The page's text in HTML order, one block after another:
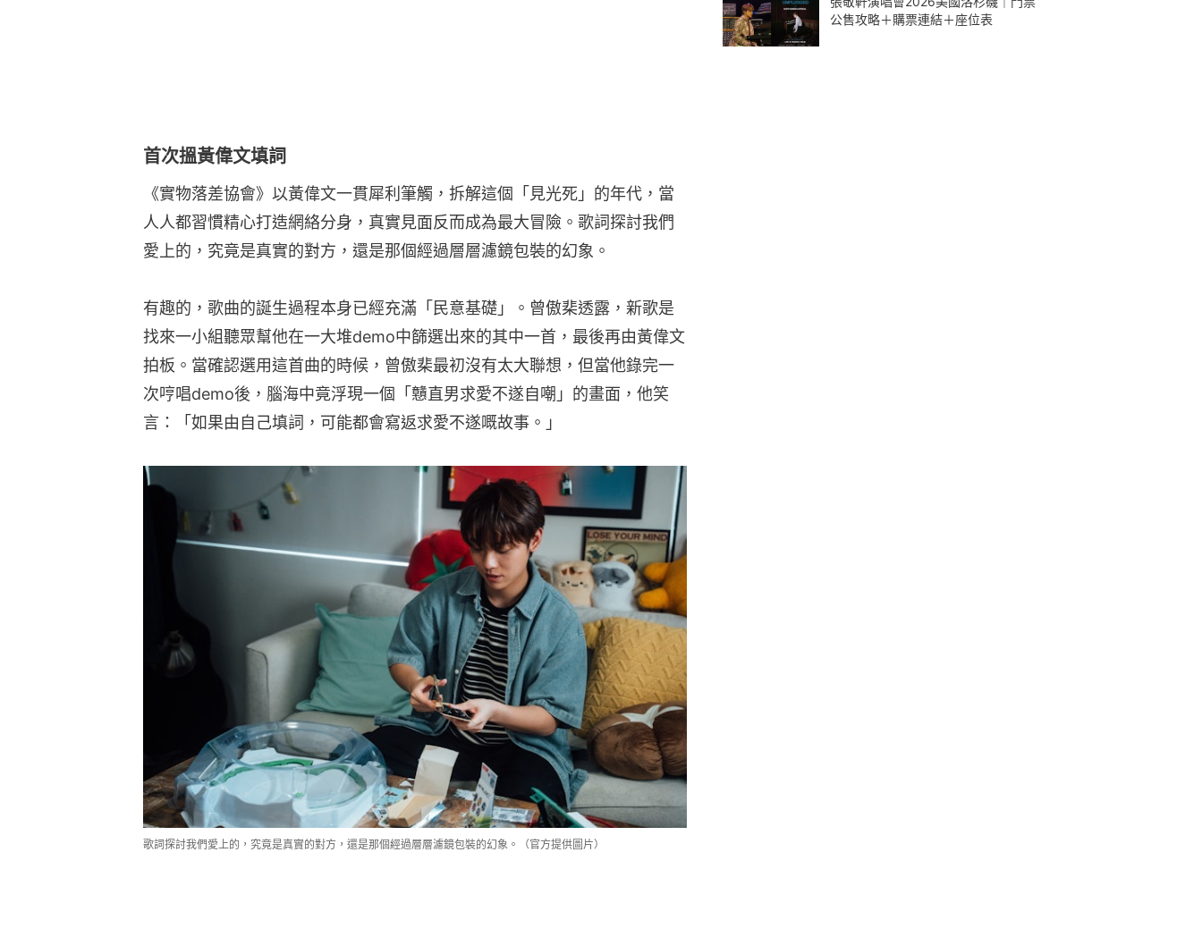
首次搵黃偉文填詞
《實物落差協會》以黃偉文一貫犀利筆觸，拆解這個「見光死」的年代，當
人人都習慣精心打造網絡分身，真實見面反而成為最大冒險。歌詞探討我們
愛上的，究竟是真實的對方，還是那個經過層層濾鏡包裝的幻象。
有趣的，歌曲的誕生過程本身已經充滿「民意基礎」。曾傲棐透露，新歌是
找來一小組聽眾幫他在一大堆demo中篩選出來的其中一首，最後再由黃偉文
拍板。當確認選用這首曲的時候，曾傲棐最初沒有太大聯想，但當他錄完一
次哼唱demo後，腦海中竟浮現一個「戇直男求愛不遂自嘲」的畫面，他笑
言：「如果由自己填詞，可能都會寫返求愛不遂嘅故事。」
歌詞探討我們愛上的，究竟是真實的對方，還是那個經過層層濾鏡包裝的幻象。（官方提供圖片）
公售攻略＋購票連結＋座位表